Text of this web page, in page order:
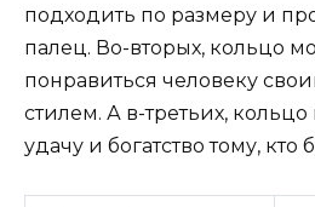
подходить по размеру и
палец. Во-вторых, кольцо
понравиться человеку
стилем. А в-третьих,
удачу и богатство тому, кто